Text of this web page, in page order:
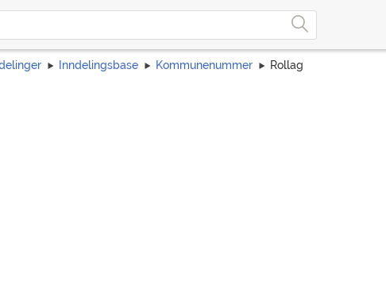
Inndelingsbase Kommunenummer Rollag